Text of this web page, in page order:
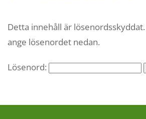
Detta innehåll är
ange lösenordet nedan.
Lösenord: